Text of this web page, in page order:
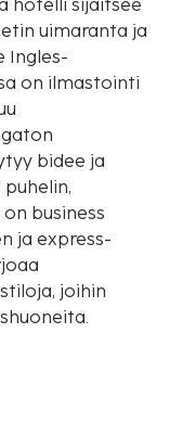
hotelli sijaitsee
uimaranta ja
Ingles-
on ilmastointi
bidee ja
puhelin,
ja express-
joihin